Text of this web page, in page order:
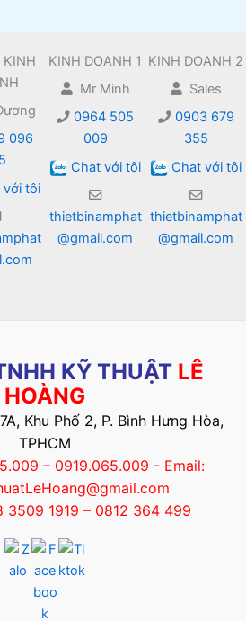
KINH
096
với tôi
KINH DOANH 1
Mr Minh
0964 505
009
Chat với tôi
thietbinamphat
@gmail.com
KINH DOANH 2
Sales
0903 679
355
Chat với tôi
thietbinamphat
@gmail.com
KỸ THUẬT LÊ
HOÀNG
Khu Phố 2, P. Bình Hưng Hòa,
TPHCM
– 0919.065.009 - Email:
1919 – 0812 364 499